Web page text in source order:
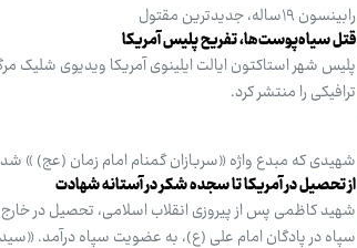
رابینسون ۱۹ساله، جدیدترین مقتول
قتل سیاه‌پوست‌ها، تفریح پلیس آمریکا
ترافیکی را منتشر کرد.
شهیدی که مبدع واژه «سربازان گمنام امام زمان (عج) » شد
از تحصیل در آمریکا تا سجده شکر در آستانه شهادت
شهید کاظمی پس از پیروزی انقلاب اسلامی، تحصیل در